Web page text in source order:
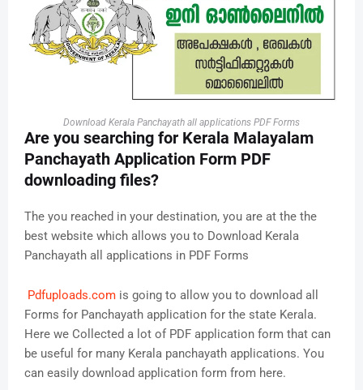
Download Kerala Panchayath all applications PDF Forms
Are you searching for Kerala Malayalam
Panchayath Application Form PDF
downloading files?
The you reached in your destination, you are at the the
best website which allows you to Download Kerala
Panchayath all applications in PDF Forms
Pdfuploads.com is going to allow you to download all
Forms for Panchayath application for the state Kerala.
Here we Collected a lot of PDF application form that can
be useful for many Kerala panchayath applications. You
can easily download application form from here.